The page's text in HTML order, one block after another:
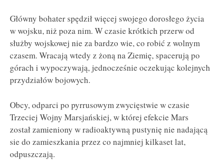
Główny bohater spędził więcej swojego dorosłego życia
w wojsku, niż poza nim. W czasie krótkich przerw od
służby wojskowej nie za bardzo wie, co robić z wolnym
czasem. Wracają wtedy z żoną na Ziemię, spacerują po
górach i wypoczywają, jednocześnie oczekując kolejnych
przydziałów bojowych.
Obcy, odparci po pyrrusowym zwycięstwie w czasie
Trzeciej Wojny Marsjańskiej, w której efekcie Mars
został zamieniony w radioaktywną pustynię nie nadającą
sie do zamieszkania przez co najmniej kilkaset lat,
odpuszczają.